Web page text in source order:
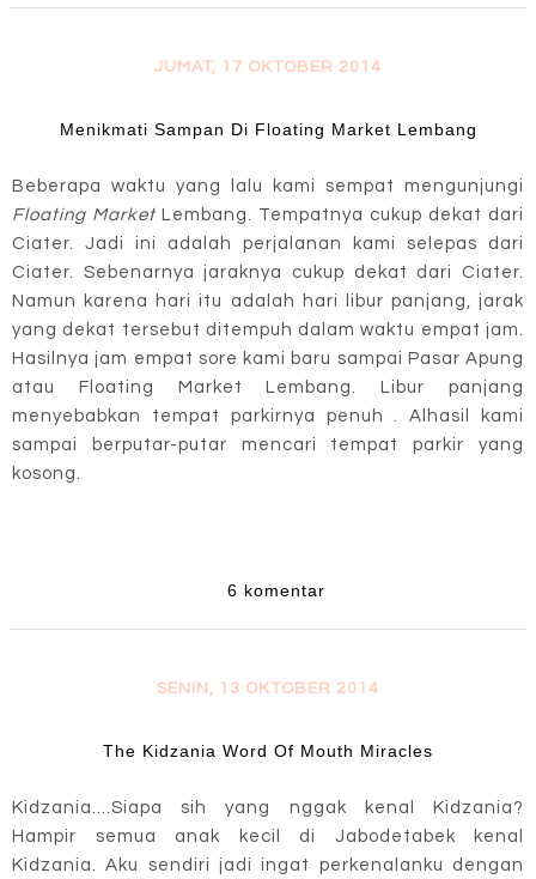
JUMAT, 17 OKTOBER 2014
Menikmati Sampan Di Floating Market Lembang
Beberapa waktu yang lalu kami sempat mengunjungi
Floating MarketLembang. Tempatnya cukup dekat dari
Ciater. Jadi ini adalah perjalanan kami selepas dari
Ciater. Sebenarnya jaraknya cukup dekat dari Ciater.
Namun karena hari itu adalah hari libur panjang, jarak
yang dekat tersebut ditempuh dalam waktu empat jam.
Hasilnya jam empat sore kami baru sampai Pasar Apung
atau Floating Market Lembang. Libur panjang
menyebabkan tempat parkirnya penuh . Alhasil kami
sampai berputar-putar mencari tempat parkir yang
kosong.
6 komentar
SENIN, 13 OKTOBER 2014
The Kidzania Word Of Mouth Miracles
Kidzania....Siapa sih yang nggak kenal Kidzania?
Hampir semua anak kecil di Jabodetabek kenal
Kidzania. Aku sendiri jadi ingat perkenalanku dengan